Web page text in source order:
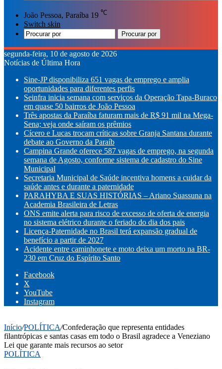
João Pessoa, Paraíba 19 ℃
Switch skin
Procurar por
segunda-feira, 10 de agosto de 2026
Notícias de Última Hora
Sine-JP disponibiliza 651 vagas de emprego e amplia
oportunidades para diferentes perfis
Seinfra inicia semana com serviços da Operação Tapa-Buraco
em quase 50 bairros de João Pessoa
Três apostas da Paraíba faturam mais de R$ 91 mil na Mega-
Sena; veja onde saíram os prêmios
Cícero e Lucas trocam críticas sobre Granja Santana durante
debate ao Governo da Paraíb
Campina Grande oferece 587 vagas de emprego, na segunda
semana de Agosto, conforme sistema de cadastro do Sine
Municipal
Secretaria Municipal de Saúde incentiva homens a cuidar da
saúde antes e durante a paternidade
PARAHYBA E SUAS HISTÓRIAS – Ariano Suassuna na
Academia Brasileira de Letras
ONS emite alerta para risco de excesso de oferta de energia
no sistema elétrico durante o feriado do dia dos pais
Licença-Paternidade no Brasil terá expansão gradual de
benefício a partir de 2027
Acidente entre caminhonete e moto deixa um morto na BR-
230 em Cruz do Espírito Santo
Facebook
X
YouTube
Instagram
Início/POLÍTICA/Confederação que representa entidades
filantrópicas e santas casas em todo o Brasil agradece a Veneziano
Lei que garante mais recursos ao setor
POLÍTICA